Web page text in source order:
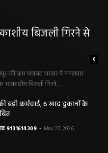
बिजली गिरने से
0
की ग्राम पंचायत चरखर में मंगलवार
आकाशीय बिजली गिरने...
बड़ी कार्रवाई, 6 खाद दुकानों के
9131614309 - May 27, 2026